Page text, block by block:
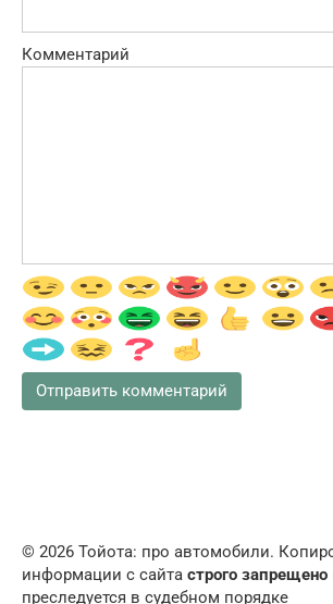
Комментарий
© 2026 Тойота: про автомобили.
информации с сайта строго запрещено
преследуется в судебном порядке